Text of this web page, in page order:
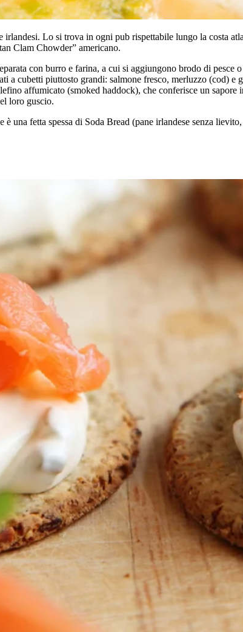
Lo si trova in ogni pub rispettabile lungo la costa
Clam Chowder” americano.
con burro e farina, a cui si aggiungono brodo di pesce
cubetti piuttosto grandi: salmone fresco, merluzzo (cod) e
affumicato (smoked haddock), che conferisce un sapore
loro guscio.
una fetta spessa di Soda Bread (pane irlandese senza